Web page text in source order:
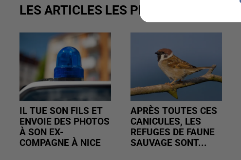
LES ARTICLES LES PLUS VUS
IL TUE SON FILS ET
ENVOIE DES PHOTOS
À SON EX-
COMPAGNE À NICE
APRÈS TOUTES CES
CANICULES, LES
REFUGES DE FAUNE
SAUVAGE SONT...